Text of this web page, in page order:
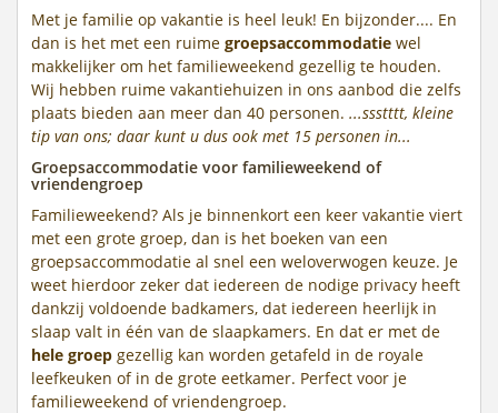
Met je familie op vakantie is heel leuk! En bijzonder.... En
dan is het met een ruime groepsaccommodatie wel
makkelijker om het familieweekend gezellig te houden.
Wij hebben ruime vakantiehuizen in ons aanbod die zelfs
plaats bieden aan meer dan 40 personen. ...ssstttt, kleine
tip van ons; daar kunt u dus ook met 15 personen in...
Groepsaccommodatie voor familieweekend of
vriendengroep
Familieweekend? Als je binnenkort een keer vakantie viert
met een grote groep, dan is het boeken van een
groepsaccommodatie al snel een weloverwogen keuze. Je
weet hierdoor zeker dat iedereen de nodige privacy heeft
dankzij voldoende badkamers, dat iedereen heerlijk in
slaap valt in één van de slaapkamers. En dat er met de
hele groep gezellig kan worden getafeld in de royale
leefkeuken of in de grote eetkamer. Perfect voor je
familieweekend of vriendengroep.